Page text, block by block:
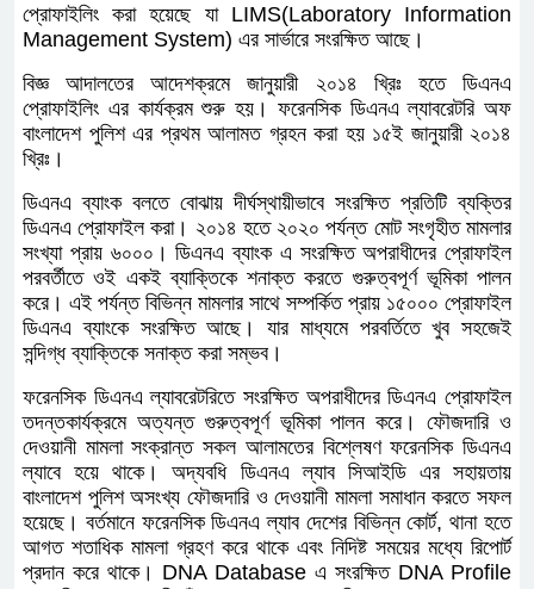
সিআইডি জানায়, প্রধানমন্ত্রী শেখ হাসিনা সিআইডির ফরেনসিক
ডিএনএ ল্যাবরেটরী আনুষ্ঠানিকভাবে উদ্বোধন করেন গত ২৩শে
জানুয়ারী ২০১৭ খ্রিঃ। প্রতিষ্ঠার পর থেকে এই ল্যাবরেটরি ধর্ষণ,
অজ্ঞাত মৃতদেহ শনাক্তকরন, পিতৃত্ব বিরোধ/নিষ্পত্তি, ডাকাতি,
হত্যাসহ প্রায় ৬০০০ মামলার বিপরীতে ১৬০০০ এর অধিক
আলামত হতে ২০০০০ ডিএনএ প্রোফাইলিং করা হয়েছে যা
LIMS(Laboratory Information Management System)
এর সার্ভারে সংরক্ষিত আছে।
বিজ্ঞ আদালতের আদেশক্রমে জানুয়ারী ২০১৪ খ্রিঃ হতে ডিএনএ
প্রোফাইলিং এর কার্যক্রম শুরু হয়। ফরেনসিক ডিএনএ
ল্যাবরেটরি অফ বাংলাদেশ পুলিশ এর প্রথম আলামত গ্রহন করা
হয় ১৫ই জানুয়ারী ২০১৪ খ্রিঃ।
ডিএনএ ব্যাংক বলতে বোঝায় দীর্ঘস্থায়ীভাবে সংরক্ষিত প্রতিটি
ব্যক্তির ডিএনএ প্রোফাইল করা। ২০১৪ হতে ২০২০ পর্যন্ত মোট
সংগৃহীত মামলার সংখ্যা প্রায় ৬০০০। ডিএনএ ব্যাংক এ
সংরক্ষিত অপরাধীদের প্রোফাইল পরবর্তীতে ওই একই ব্যাক্তিকে
শনাক্ত করতে গুরুত্বপূর্ণ ভূমিকা পালন করে। এই পর্যন্ত বিভিন্ন
মামলার সাথে সম্পর্কিত প্রায় ১৫০০০ প্রোফাইল ডিএনএ ব্যাংকে
সংরক্ষিত আছে। যার মাধ্যমে পরবর্তিতে খুব সহজেই সন্দিগ্ধ
ব্যাক্তিকে সনাক্ত করা সম্ভব।